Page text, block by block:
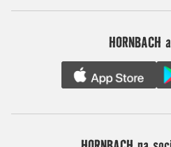
HORNBACH